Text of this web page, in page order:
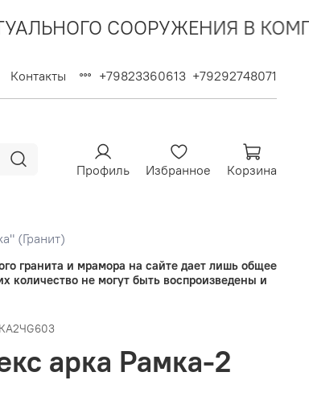
СООРУЖЕНИЯ В КОМПЛЕКСЕ
Контакты +79823360613 +79292748071
Профиль Избранное Корзина
(Гранит)
гранита и мрамора на сайте дает лишь общее
количество не могут быть воспроизведены и
арка Рамка-2